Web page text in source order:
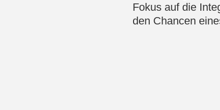
Fokus auf die
den Chancen